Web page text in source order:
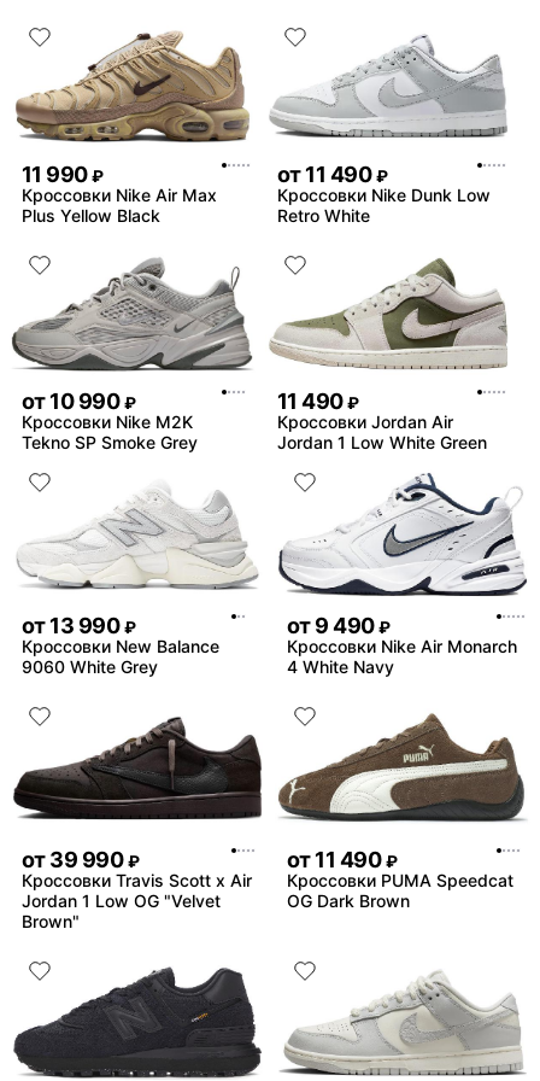
11 990 ₽
Кроссовки Nike Air Max
Plus Yellow Black
от11 490 ₽
Кроссовки Nike Dunk Low
Retro White
от10 990 ₽
Кроссовки Nike M2K
Tekno SP Smoke Grey
11 490 ₽
Кроссовки Jordan Air
Jordan 1 Low White Green
от13 990 ₽
Кроссовки New Balance
9060 White Grey
от9 490 ₽
Кроссовки Nike Air Monarch
4 White Navy
от39 990 ₽
Кроссовки Travis Scott x Air
Jordan 1 Low OG "Velvet
Brown"
от11 490 ₽
Кроссовки PUMA Speedcat
OG Dark Brown